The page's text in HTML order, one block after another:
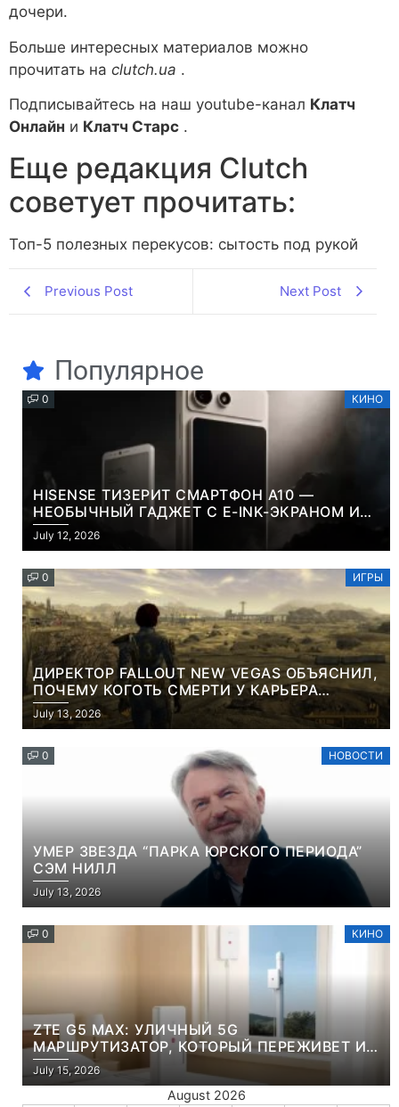
дочери.
Больше интересных материалов можно
прочитать на clutch.ua .
Подписывайтесь на наш youtube-канал Клатч
Онлайн и Клатч Старс .
Еще редакция Сlutch
советует прочитать:
Топ-5 полезных перекусов: сытость под рукой
Previous Post Next Post
Популярное
0 КИНО
HISENSE ТИЗЕРИТ СМАРТФОН A10 —
НЕОБЫЧНЫЙ ГАДЖЕТ С E-INK-ЭКРАНОМ И
СЪЕМНОЙ LCD-ПАНЕЛЬЮ ДЛЯ ЦВЕТНОГО
КОНТЕНТА И СОЦСЕТЕЙ
July 12, 2026
0 ИГРЫ
ДИРЕКТОР FALLOUT NEW VEGAS ОБЪЯСНИЛ,
ПОЧЕМУ КОГОТЬ СМЕРТИ У КАРЬЕРА
НАМЕРЕННО СНОСИТ ВАМ ГОЛОВУ
July 13, 2026
0 НОВОСТИ
УМЕР ЗВЕЗДА “ПАРКА ЮРСКОГО ПЕРИОДА”
СЭМ НИЛЛ
July 13, 2026
0 КИНО
ZTE G5 MAX: УЛИЧНЫЙ 5G
МАРШРУТИЗАТОР, КОТОРЫЙ ПЕРЕЖИВЕТ И
ЛЮТУЮ ЗИМУ, И ЖАРКОЕ ЛЕТО
July 15, 2026
August 2026